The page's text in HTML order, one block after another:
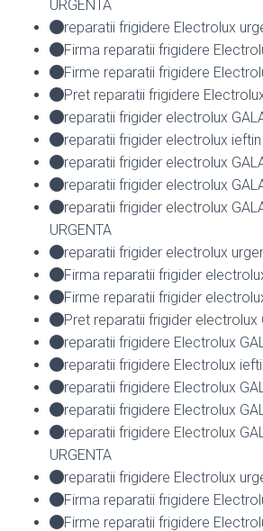
URGENTA
reparatii frigidere Electrolux
Firma reparatii frigidere
Firme reparatii frigidere
Pret reparatii frigidere
reparatii frigider electrolux
reparatii frigider electrolux ieftin
reparatii frigider electrolux
reparatii frigider electrolux
reparatii frigider electrolux
URGENTA
reparatii frigider electrolux
Firma reparatii frigider
Firme reparatii frigider
Pret reparatii frigider electrolux
reparatii frigidere Electrolux
reparatii frigidere Electrolux
reparatii frigidere Electrolux
reparatii frigidere Electrolux
reparatii frigidere Electrolux
URGENTA
reparatii frigidere Electrolux
Firma reparatii frigidere
Firme reparatii frigidere